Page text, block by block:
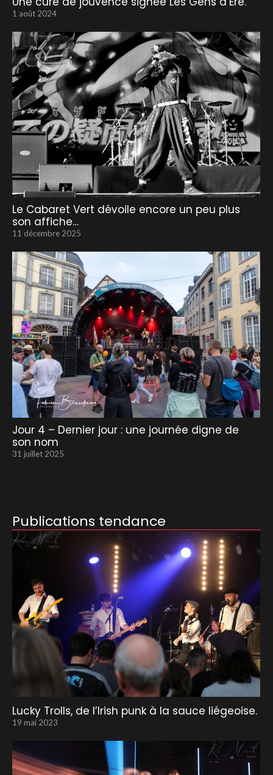
1 août 2024
Le Cabaret Vert dévoile encore un peu plus
son affiche…
11 décembre 2025
Jour 4 – Dernier jour : une journée digne de
son nom
31 juillet 2025
Publications tendance
Lucky Trolls, de l’Irish punk à la sauce liégeoise.
19 mai 2023